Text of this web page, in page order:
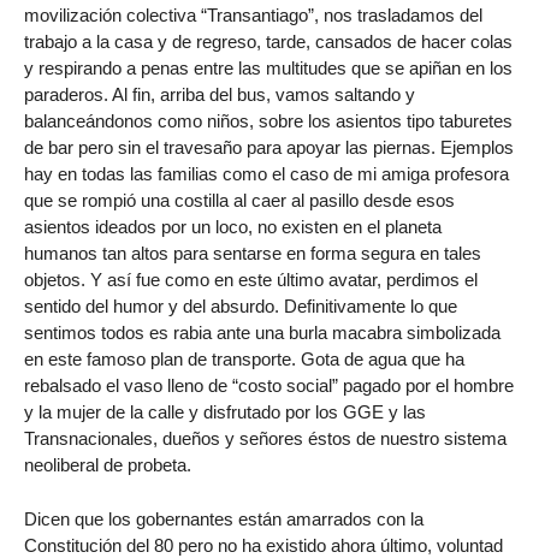
movilización colectiva “Transantiago”, nos trasladamos del
trabajo a la casa y de regreso, tarde, cansados de hacer colas
y respirando a penas entre las multitudes que se apiñan en los
paraderos. Al fin, arriba del bus, vamos saltando y
balanceándonos como niños, sobre los asientos tipo taburetes
de bar pero sin el travesaño para apoyar las piernas. Ejemplos
hay en todas las familias como el caso de mi amiga profesora
que se rompió una costilla al caer al pasillo desde esos
asientos ideados por un loco, no existen en el planeta
humanos tan altos para sentarse en forma segura en tales
objetos. Y así fue como en este último avatar, perdimos el
sentido del humor y del absurdo. Definitivamente lo que
sentimos todos es rabia ante una burla macabra simbolizada
en este famoso plan de transporte. Gota de agua que ha
rebalsado el vaso lleno de “costo social” pagado por el hombre
y la mujer de la calle y disfrutado por los GGE y las
Transnacionales, dueños y señores éstos de nuestro sistema
neoliberal de probeta.
Dicen que los gobernantes están amarrados con la
Constitución del 80 pero no ha existido ahora último, voluntad